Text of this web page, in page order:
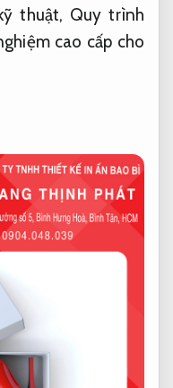
thuật, Quy trình
cao cấp cho